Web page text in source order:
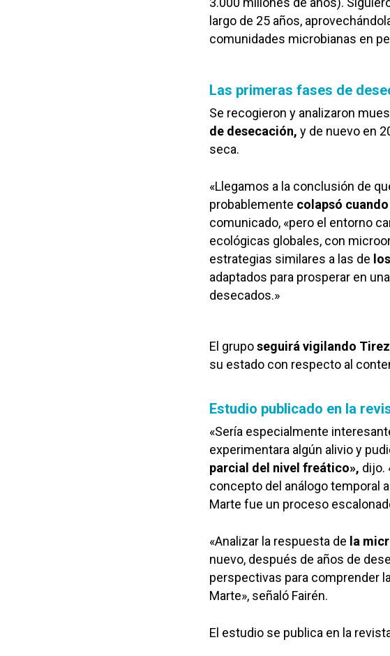
largo de 25 años,
comunidades microbianas en
Las primeras fases de
Se recogieron y analizaron
de desecación, y de nuevo en
seca.
«Llegamos a la conclusión de
probablemente colapsó
comunicado, «pero el entorno
ecológicas globales, con
estrategias similares a las de
adaptados para prosperar en
desecados.»
El gruposeguirá vigilando
su estado con respecto al
Estudio publicado en la
«Sería especialmente
experimentara algún alivio y
parcial del nivel freático», dijo.
concepto del análogo temporal
Marte fue un proceso
«Analizar la respuesta de la
nuevo, después de años de
perspectivas para comprender
Marte», señaló Fairén.
El estudio se publica en la